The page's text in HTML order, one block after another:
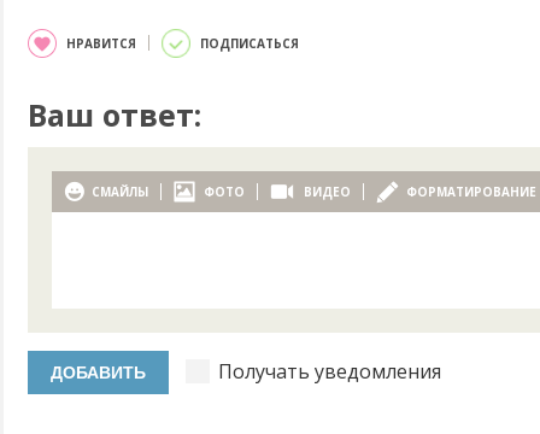
НРАВИТСЯ ПОДПИСАТЬСЯ
Ваш ответ:
СМАЙЛЫ ФОТО ВИДЕО ФОРМАТИРОВАНИЕ
Получать уведомления